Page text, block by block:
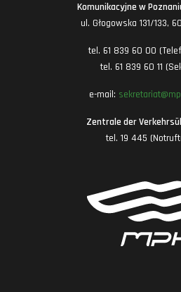
Komunikacyjne w
ul. Głogowska 131/133,
tel. 61 839 60 00
tel. 61 839 60 11
e-mail:
Zentrale der
tel. 19 445